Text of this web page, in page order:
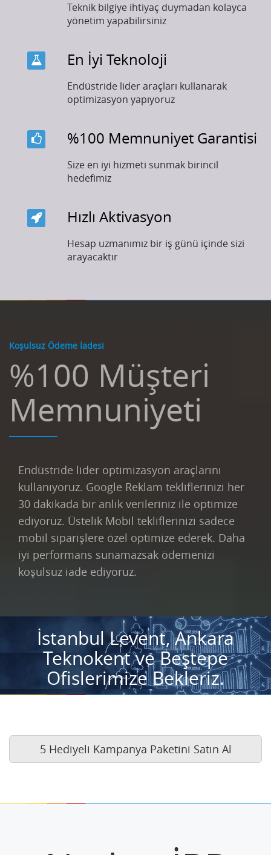
Teknik bilgiye ihtiyaç duymadan kolayca
yönetim yapabilirsiniz
En İyi Teknoloji
Endüstride lider araçları kullanarak
optimizasyon yapıyoruz
%100 Memnuniyet Garantisi
Size en iyi hizmeti sunmak birincil
hedefimiz
Hızlı Aktivasyon
Hesap uzmanımız bir iş günü içinde sizi
arayacaktır
Koşulsuz Ödeme İadesi
%100 Müşteri
Memnuniyeti
Endüstride lider optimizasyon araçlarını
kullanıyoruz. Google Reklam tekliflerinizi her
30 dakikada bir anlık verileriniz ile optimize
ediyoruz. Üstelik Mobil tekliflerinizi sadece
mobil siparişlere özel optimize ederek. Daha
iyi performans sunamazsak ödemenizi
koşulsuz iade ediyoruz.
İstanbul Levent, Ankara
Teknokent ve Beştepe
Ofislerimize Bekleriz.
5 Hediyeli Kampanya Paketini Satın Al